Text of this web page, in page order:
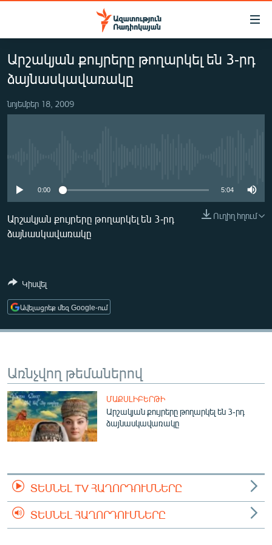
Մատչելիության
հիմնական
բովանդակությանը
Անցնել
հիմնական
մենյուին
ԱԶԱՏՈՒԹՅՈՒՆ TV
ՀԱՅԱՍՏԱՆ
ՔԱՂԱՔԱԿԱՆ
ՏՆՏԵՍՈՒԹՅՈՒՆ
ՂԱՐԱԲԱՂ
ՊԱՏԵՐԱԶՄԻ 6 ՇԱԲԱԹՆԵՐԸ
ՄԻՋԱԶԳԱՅԻՆ
ՄՇԱԿՈՒՅԹ
ՍՊՈՐՏ
ՏՏ ԵՒ ԻՆՏԵՐՆԵՏ
ԿՈՐՈՆԱՎԻՐՈՒՍ
ԱՐԽԻՎ
ՏԵՍԱՆՅՈՒԹԵՐ
ՁԳՏԵԼՈՎ ԼԱՎԱԳՈՒՅՆԻՆ
ՓՈԴՔԱՍԹ
Արշակյան քույրերը թողարկել են 3-րդ
ձայնասկավառակը
նոյեմբեր 18, 2009
0:00 5:04
Ուղիղ հղում
Արշակյան քույրերը թողարկել են 3-րդ
ձայնասկավառակը
Կիսվել
Ավելացրեք մեզ Google-ում
Առնչվող թեմաներով
ՄԱՔՍԼԻԲԵՐԹԻ
Արշակյան քույրերը թողարկել են 3-րդ
ձայնասկավառակը
ՏԵՍՆԵԼ TV ՀԱՂՈՐԴՈՒՄՆԵՐԸ
ՏԵՍՆԵԼ ՀԱՂՈՐԴՈՒՄՆԵՐԸ